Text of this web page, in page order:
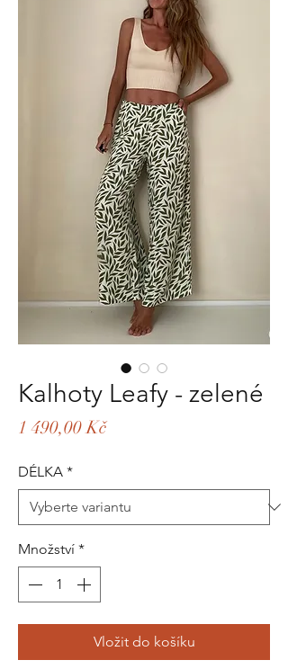
Kalhoty Leafy - zelené
1 490,00 KčCena
DÉLKA *
Množství *
Vložit do košíku